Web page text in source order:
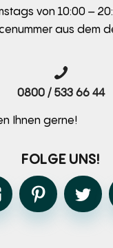
von 10:00 –
aus dem
0800 / 533 66 44
Ihnen gerne!
FOLGE UNS!